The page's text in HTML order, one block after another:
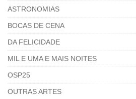
ASTRONOMIAS
BOCAS DE CENA
DA FELICIDADE
MIL E UMA E MAIS NOITES
OSP25
OUTRAS ARTES